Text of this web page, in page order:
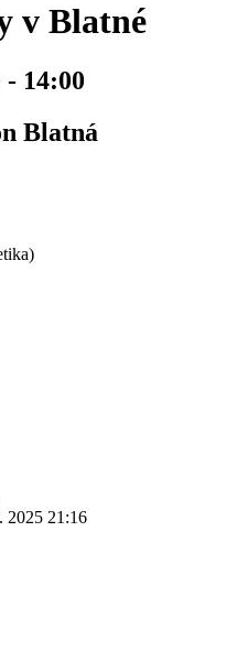
v Blatné
- 14:00
Blatná
2025 21:16